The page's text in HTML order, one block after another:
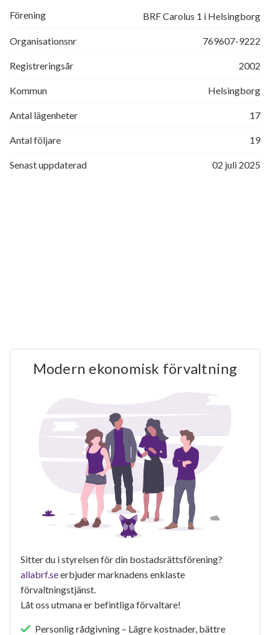
Förening BRF Carolus 1 i Helsingborg
Organisationsnr 769607-9222
Registreringsår 2002
Kommun Helsingborg
Antal lägenheter 17
Antal följare 19
Senast uppdaterad 02 juli 2025
Modern ekonomisk förvaltning
Sitter du i styrelsen för din bostadsrättsförening?
allabrf.seerbjuder marknadens enklaste
förvaltningstjänst.
Låt oss utmana er befintliga förvaltare!
Personlig rådgivning – Lägre kostnader, bättre